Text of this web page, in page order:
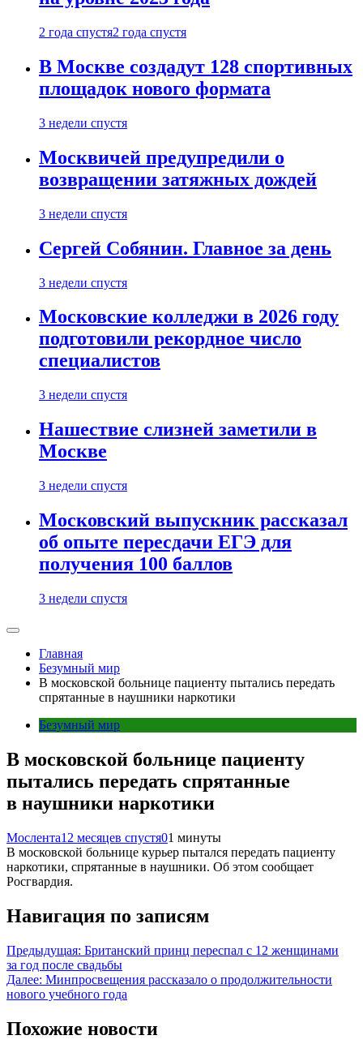
2 года спустя2 года спустя
В Москве создадут 128 спортивных
площадок нового формата
3 недели спустя
Москвичей предупредили о
возвращении затяжных дождей
3 недели спустя
Сергей Собянин. Главное за день
3 недели спустя
Московские колледжи в 2026 году
подготовили рекордное число
специалистов
3 недели спустя
Нашествие слизней заметили в
Москве
3 недели спустя
Московский выпускник рассказал
об опыте пересдачи ЕГЭ для
получения 100 баллов
3 недели спустя
Главная
Безумный мир
В московской больнице пациенту пытались передать
спрятанные в наушники наркотики
Безумный мир
В московской больнице пациенту
пытались передать спрятанные
в наушники наркотики
Мослента12 месяцев спустя01 минуты
В московской больнице курьер пытался передать пациенту
наркотики, спрятанные в наушники. Об этом сообщает
Росгвардия.
Навигация по записям
Предыдущая: Британский принц переспал с 12 женщинами
за год после свадьбы
Далее: Минпросвещения рассказало о продолжительности
нового учебного года
Похожие новости